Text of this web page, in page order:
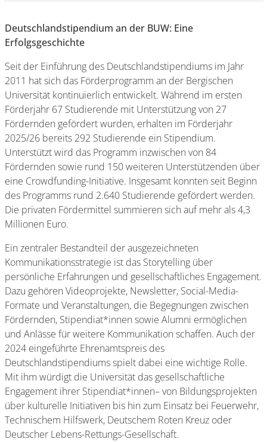
Deutschlandstipendium an der BUW: Eine
Erfolgsgeschichte
Seit der Einführung des Deutschlandstipendiums im Jahr
2011 hat sich das Förderprogramm an der Bergischen
Universität kontinuierlich entwickelt. Während im ersten
Förderjahr 67 Studierende mit Unterstützung von 27
Fördernden gefördert wurden, erhalten im Förderjahr
2025/26 bereits 292 Studierende ein Stipendium.
Unterstützt wird das Programm inzwischen von 84
Fördernden sowie rund 150 weiteren Unterstützenden über
eine Crowdfunding-Initiative. Insgesamt konnten seit Beginn
des Programms rund 2.640 Studierende gefördert werden.
Die privaten Fördermittel summieren sich auf mehr als 4,3
Millionen Euro.
Ein zentraler Bestandteil der ausgezeichneten
Kommunikationsstrategie ist das Storytelling über
persönliche Erfahrungen und gesellschaftliches Engagement.
Dazu gehören Videoprojekte, Newsletter, Social-Media-
Formate und Veranstaltungen, die Begegnungen zwischen
Fördernden, Stipendiat*innen sowie Alumni ermöglichen
und Anlässe für weitere Kommunikation schaffen. Auch der
2024 eingeführte Ehrenamtspreis des
Deutschlandstipendiums spielt dabei eine wichtige Rolle.
Mit ihm würdigt die Universität das gesellschaftliche
Engagement ihrer Stipendiat*innen– von Bildungsprojekten
über kulturelle Initiativen bis hin zum Einsatz bei Feuerwehr,
Technischem Hilfswerk, Deutschem Roten Kreuz oder
Deutscher Lebens-Rettungs-Gesellschaft.